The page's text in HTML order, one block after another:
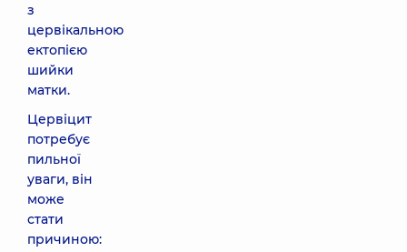
з
цервікальною
ектопією
шийки
матки.
Цервіцит
потребує
пильної
уваги, він
може
стати
причиною: